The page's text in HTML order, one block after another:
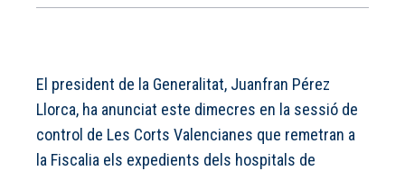
El president de la Generalitat, Juanfran Pérez
Llorca, ha anunciat este dimecres en la sessió de
control de Les Corts Valencianes que remetran a
la Fiscalia els expedients dels hospitals de